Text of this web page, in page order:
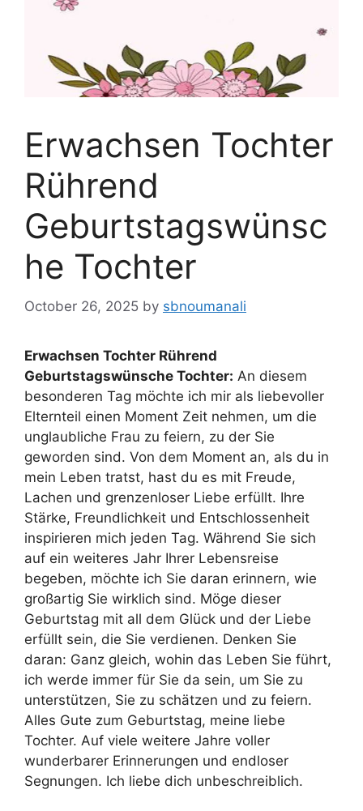
Erwachsen Tochter
Rührend
Geburtstagswünsc
he Tochter
October 26, 2025 by sbnoumanali
Erwachsen Tochter Rührend
Geburtstagswünsche Tochter: An diesem
besonderen Tag möchte ich mir als liebevoller
Elternteil einen Moment Zeit nehmen, um die
unglaubliche Frau zu feiern, zu der Sie
geworden sind. Von dem Moment an, als du in
mein Leben tratst, hast du es mit Freude,
Lachen und grenzenloser Liebe erfüllt. Ihre
Stärke, Freundlichkeit und Entschlossenheit
inspirieren mich jeden Tag. Während Sie sich
auf ein weiteres Jahr Ihrer Lebensreise
begeben, möchte ich Sie daran erinnern, wie
großartig Sie wirklich sind. Möge dieser
Geburtstag mit all dem Glück und der Liebe
erfüllt sein, die Sie verdienen. Denken Sie
daran: Ganz gleich, wohin das Leben Sie führt,
ich werde immer für Sie da sein, um Sie zu
unterstützen, Sie zu schätzen und zu feiern.
Alles Gute zum Geburtstag, meine liebe
Tochter. Auf viele weitere Jahre voller
wunderbarer Erinnerungen und endloser
Segnungen. Ich liebe dich unbeschreiblich.